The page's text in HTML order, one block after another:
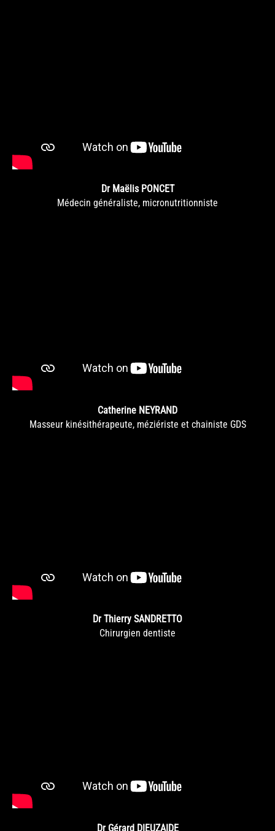
Dr Maëlis PONCET
Médecin généraliste, micronutritionniste
Catherine NEYRAND
Masseur kinésithérapeute, méziériste et chainiste GDS
Dr Thierry SANDRETTO
Chirurgien dentiste
Dr Gérard DIEUZAIDE